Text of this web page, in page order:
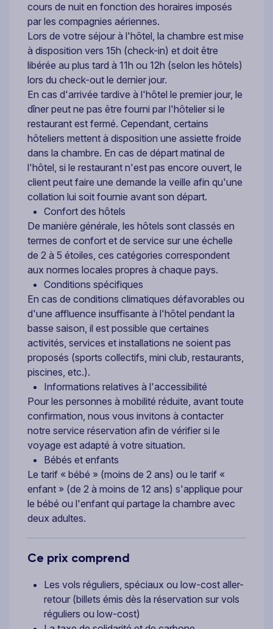
cours de nuit en fonction des horaires imposés
par les compagnies aériennes.
Lors de votre séjour à l'hôtel, la chambre est mise
à disposition vers 15h (check-in) et doit être
libérée au plus tard à 11h ou 12h (selon les hôtels)
lors du check-out le dernier jour.
En cas d'arrivée tardive à l'hôtel le premier jour, le
dîner peut ne pas être fourni par l'hôtelier si le
restaurant est fermé. Cependant, certains
hôteliers mettent à disposition une assiette froide
dans la chambre. En cas de départ matinal de
l'hôtel, si le restaurant n'est pas encore ouvert, le
client peut faire une demande la veille afin qu'une
collation lui soit fournie avant son départ.
Confort des hôtels
De manière générale, les hôtels sont classés en
termes de confort et de service sur une échelle
de 2 à 5 étoiles, ces catégories correspondent
aux normes locales propres à chaque pays.
Conditions spécifiques
En cas de conditions climatiques défavorables ou
d'une affluence insuffisante à l'hôtel pendant la
basse saison, il est possible que certaines
activités, services et installations ne soient pas
proposés (sports collectifs, mini club, restaurants,
piscines, etc.).
Informations relatives à l'accessibilité
Pour les personnes à mobilité réduite, avant toute
confirmation, nous vous invitons à contacter
notre service réservation afin de vérifier si le
voyage est adapté à votre situation.
Bébés et enfants
Le tarif « bébé » (moins de 2 ans) ou le tarif «
enfant » (de 2 à moins de 12 ans) s'applique pour
le bébé ou l'enfant qui partage la chambre avec
deux adultes.
Ce prix comprend
Les vols réguliers, spéciaux ou low-cost aller-
retour (billets émis dès la réservation sur vols
réguliers ou low-cost)